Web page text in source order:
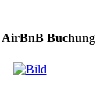
AirBnB Buchung